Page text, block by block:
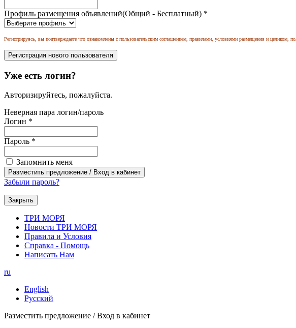
Профиль размещения объявлений(Общий - Бесплатный) *
Регистрируясь, вы подтверждаете что ознакомлены с пользовательским соглашением, правилами, условиями размещения и целиком,
Уже есть логин?
Авторизируйтесь, пожалуйста.
Неверная пара логин/пароль
Логин *
Пароль *
Запомнить меня
Забыли пароль?
Закрыть
ТРИ МОРЯ
Новости ТРИ МОРЯ
Правила и Условия
Справка - Помощь
Написать Нам
ru
English
Русский
Разместить предложение / Вход в кабинет